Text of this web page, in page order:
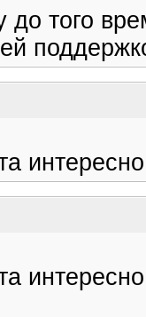
того